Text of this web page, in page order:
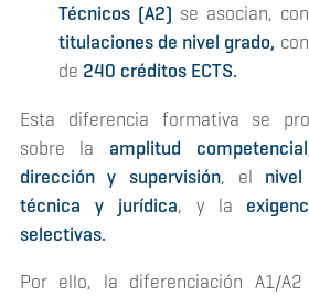
Técnicos (A2) se asocian,
titulaciones de nivel grado,
de 240 créditos ECTS.
Esta diferencia formativa se
sobre la amplitud competencial
dirección y supervisión, el
técnica y jurídica, y la
selectivas.
Por ello, la diferenciación A1/